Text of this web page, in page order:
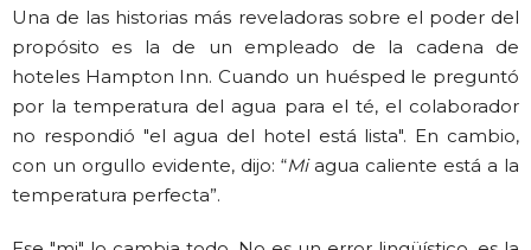
Una de las historias más reveladoras sobre el poder del
propósito es la de un empleado de la cadena de
hoteles Hampton Inn. Cuando un huésped le preguntó
por la temperatura del agua para el té, el colaborador
no respondió "el agua del hotel está lista". En cambio,
con un orgullo evidente, dijo: “Miagua caliente está a la
temperatura perfecta”.